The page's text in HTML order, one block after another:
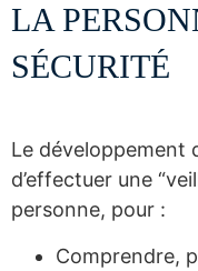
LA
SÉCURITÉ
Le développement
d’effectuer une
personne, pour :
Comprendre,